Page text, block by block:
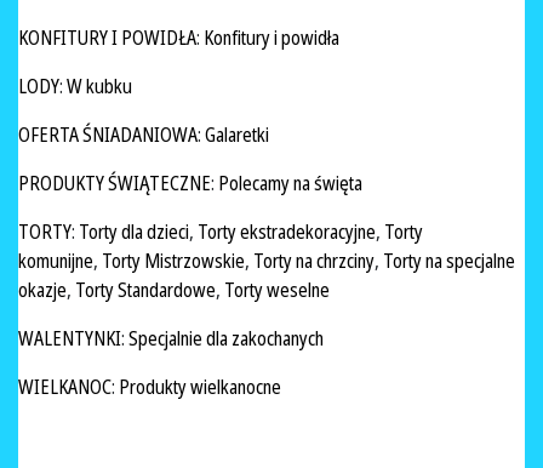
KONFITURY I POWIDŁA: Konfitury i powidła
LODY:W kubku
OFERTA ŚNIADANIOWA:Galaretki
PRODUKTY ŚWIĄTECZNE: Polecamy na święta
TORTY: Torty dla dzieci, Torty ekstradekoracyjne, Torty
komunijne, Torty Mistrzowskie, Torty na chrzciny, Torty na specjalne
okazje, Torty Standardowe, Torty weselne
WALENTYNKI:Specjalnie dla zakochanych
WIELKANOC: Produkty wielkanocne